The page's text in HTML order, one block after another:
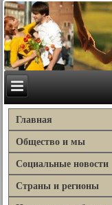
Главная
Общество и мы
Социальные новости
Страны и регионы